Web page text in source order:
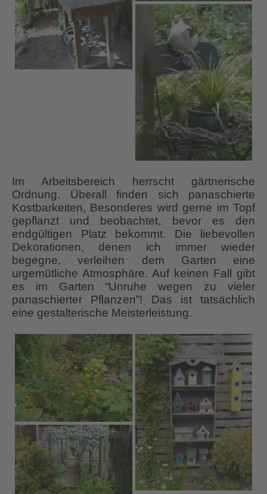
Im Arbeitsbereich herrscht gärtnerische
Ordnung. Überall finden sich panaschierte
Kostbarkeiten, Besonderes wird gerne im Topf
gepflanzt und beobachtet, bevor es den
endgültigen Platz bekommt. Die liebevollen
Dekorationen, denen ich immer wieder
begegne, verleihen dem Garten eine
urgemütliche Atmosphäre. Auf keinen Fall gibt
es im Garten “Unruhe wegen zu vieler
panaschierter Pflanzen”! Das ist tatsächlich
eine gestalterische Meisterleistung.